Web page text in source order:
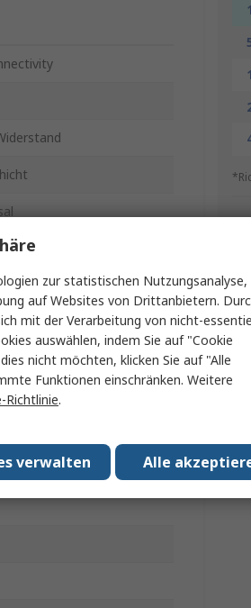
Rolle
zur statistischen Nutzungsanalyse,
auf Websites von Drittanbietern.
mit der Verarbeitung von nicht-
auswählen, indem Sie auf "Cookie
nicht möchten, klicken Sie auf "Alle
Funktionen einschränken. Weitere
Richtlinie.
Alle
verwalten